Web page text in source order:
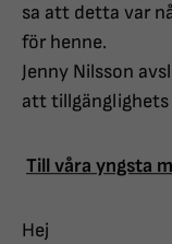
sa att detta var
för henne.
Jenny Nilsson
att tillgänglighets
Till våra yngsta
Hej